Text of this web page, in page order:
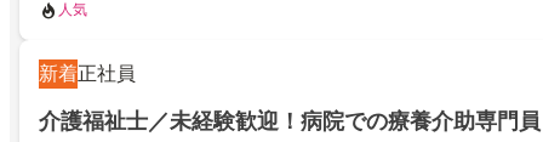
人気
新着正社員
介護福祉士／未経験歓迎！病院での療養介助専門